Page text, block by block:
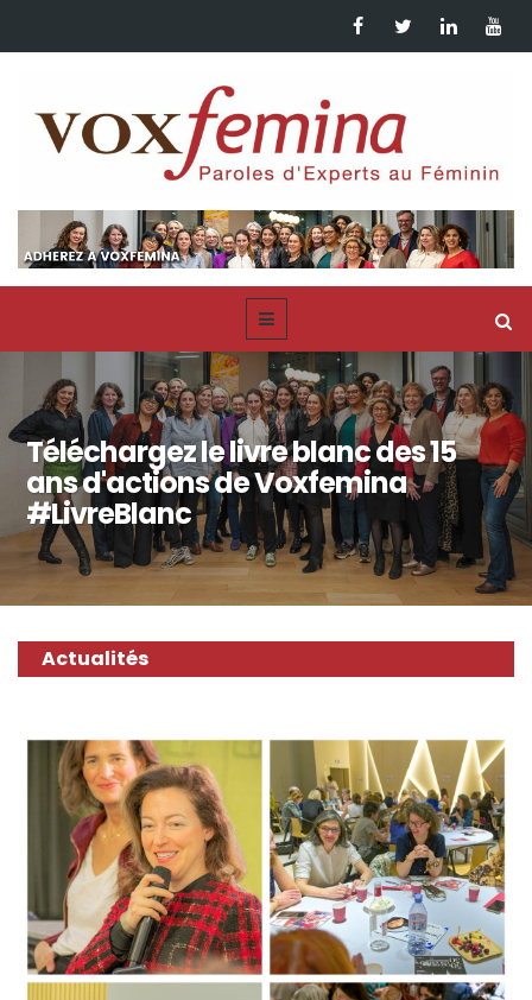
Téléchargez le livre blanc des 15
ans d'actions de Voxfemina
#LivreBlanc
Actualités